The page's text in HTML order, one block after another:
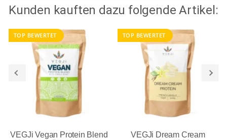
Kunden kauften dazu folgende Artikel:
TOP BEWERTET
VEGJi Vegan Protein Blend
TOP BEWERTET
VEGJi Dream Cream